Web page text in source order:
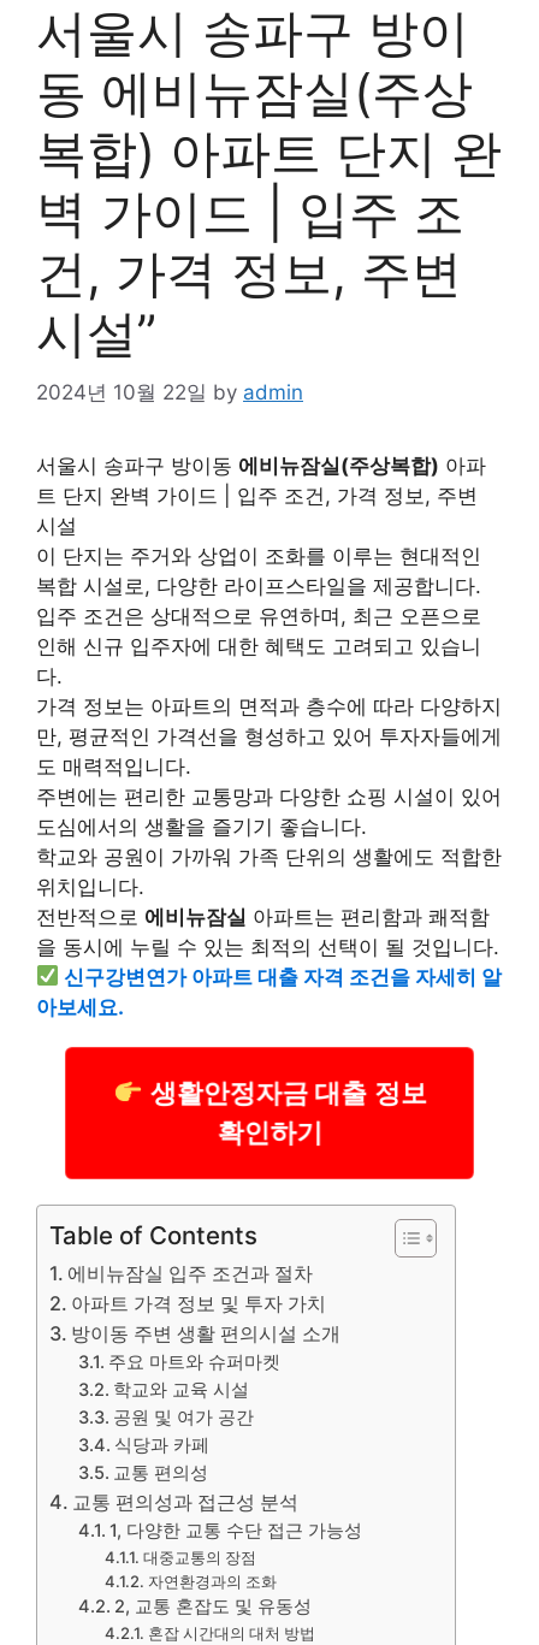
서울시 송파구 방이
동 에비뉴잠실(주상
복합) 아파트 단지 완
벽 가이드 | 입주 조
건, 가격 정보, 주변
시설”
2024년 10월 22일 by admin
서울시 송파구 방이동 에비뉴잠실(주상복합) 아파
트 단지 완벽 가이드 | 입주 조건, 가격 정보, 주변
시설
이 단지는 주거와 상업이 조화를 이루는 현대적인
복합 시설로, 다양한 라이프스타일을 제공합니다.
입주 조건은 상대적으로 유연하며, 최근 오픈으로
인해 신규 입주자에 대한 혜택도 고려되고 있습니
다.
가격 정보는 아파트의 면적과 층수에 따라 다양하지
만, 평균적인 가격선을 형성하고 있어 투자자들에게
도 매력적입니다.
주변에는 편리한 교통망과 다양한 쇼핑 시설이 있어
도심에서의 생활을 즐기기 좋습니다.
학교와 공원이 가까워 가족 단위의 생활에도 적합한
위치입니다.
전반적으로 에비뉴잠실 아파트는 편리함과 쾌적함
을 동시에 누릴 수 있는 최적의 선택이 될 것입니다.
신구강변연가 아파트 대출 자격 조건을 자세히 알
아보세요.
생활안정자금 대출 정보
확인하기
Table of Contents
에비뉴잠실 입주 조건과 절차
아파트 가격 정보 및 투자 가치
방이동 주변 생활 편의시설 소개
주요 마트와 슈퍼마켓
학교와 교육 시설
공원 및 여가 공간
식당과 카페
교통 편의성
교통 편의성과 접근성 분석
1, 다양한 교통 수단 접근 가능성
대중교통의 장점
자연환경과의 조화
2, 교통 혼잡도 및 유동성
혼잡 시간대의 대처 방법